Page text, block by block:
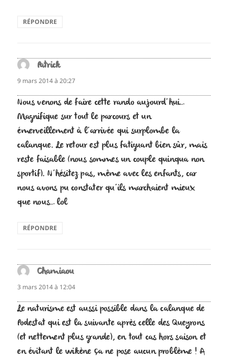
RÉPONDRE
Patrickdit :
9 mars 2014 à 20:27
Nous venons de faire cette rando aujourd’hui…
Magnifique sur tout le parcours et un
émerveillement à l’arrivée qui surplombe la
calanque. Le retour est plus fatiguant bien sûr, mais
reste faisable (nous sommes un couple quinqua non
sportif). N’hésitez pas, même avec les enfants, car
nous avons pu constater qu’ils marchaient mieux
que nous… lol
RÉPONDRE
Chamiaoudit :
3 mars 2014 à 12:04
Le naturisme est aussi possible dans la calanque de
Podestat qui est la suivante après celle des Queyrons
(et nettement plus grande), en tout cas hors saison et
en évitant le wikène ça ne pose aucun problème ! A